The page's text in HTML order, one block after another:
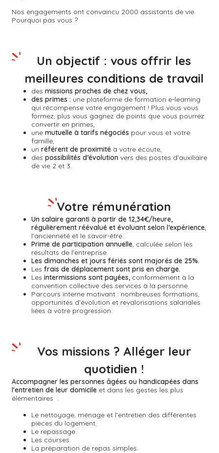
Nos engagements ont convaincu 2000 assistants de vie.
Pourquoi pas vous ?
des missions proches de chez vous,
des primes : une plateforme de formation e-learning
qui récompense votre engagement ! Plus vous vous
formez, plus vous gagnez de points que vous pourrez
convertir en primes,
une mutuelle à tarifs négociés pour vous et votre
famille,
un référent de proximité à votre écoute,
des possibilités d’évolution vers des postes d'auxiliaire
de vie 2 et 3.
Un objectif : vous offrir les
meilleures conditions de travail
Un salaire garanti à partir de 12,34€/heure,
régulièrement réévalué et évoluant selon l’expérience,
l’ancienneté et le savoir-être.
Prime de participation annuelle, calculée selon les
résultats de l’entreprise.
Les dimanches et jours fériés sont majorés de 25%.
Les frais de déplacement sont pris en charge.
Les intermissions sont payées, conformément à la
convention collective des services à la personne.
Parcours interne motivant : nombreuses formations,
opportunités d’évolution et revalorisations salariales
liées à votre progression.
Votre rémunération
Accompagner les personnes âgées ou handicapées dans
l'entretien de leur domicile et dans les gestes les plus
élémentaires :
Le nettoyage, ménage et l’entretien des différentes
pièces du logement.
Le repassage.
Les courses.
La préparation de repas simples.
Vos missions ? Alléger leur
quotidien !